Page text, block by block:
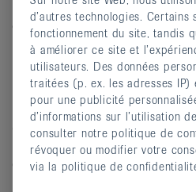
Bienvenue à l'hôtel Florida,
du Seeland !
Découvrez la douce région
paradis niché entre collines
historiques et rives paisibles.
belles possibilités d'excursion.
On y trouve à l'orée du village
Bienne, l'hôtel Florida sis dans
calme, à côté d'une réserve
d’autres technologies. Certains
fonctionnement du site, tandis
à améliorer ce site et
utilisateurs. Des données
traitées (p. ex. les adresses IP)
pour une publicité
d’informations sur l’utilisation
consulter notre politique de
révoquer ou modifier votre
via la politique de